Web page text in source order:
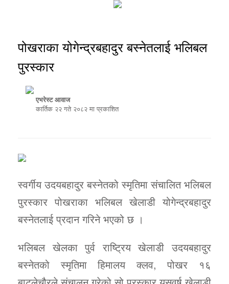
पोखराका योगेन्द्रबहादुर बस्नेतलाई भलिबल
पुरस्कार
एभरेस्ट आवाज
कार्तिक २२ गते २०८२ मा प्रकाशित
स्वर्गीय उदयबहादुर बस्नेतको स्मृतिमा संचालित भलिबल
पुरस्कार पोखराका भलिबल खेलाडी योगेन्द्रबहादुर
बस्नेतलाई प्रदान गरिने भएको छ ।
भलिबल खेलका पुर्व राष्ट्रिय खेलाडी उदयबहादुर
बस्नेतको स्मृतिमा हिमालय क्लव, पोखर १६